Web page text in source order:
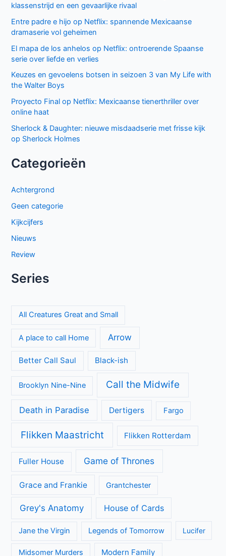
klassenstrijd en een gevaarlijke rivaal
Entre padre e hijo op Netflix: spannende Mexicaanse
dramaserie vol geheimen
El mapa de los anhelos op Netflix: ontroerende Spaanse
serie over liefde en verlies
Keuzes en gevoelens botsen in seizoen 3 van My Life with
the Walter Boys
Proyecto Final op Netflix: Mexicaanse tienerthriller over
online haat
Sherlock & Daughter: nieuwe misdaadserie met frisse kijk
op Sherlock Holmes
Categorieën
Achtergrond
Geen categorie
Kijkcijfers
Nieuws
Review
Series
All Creatures Great and Small
A place to call Home Arrow
Better Call Saul Black-ish
Brooklyn Nine-Nine Call the Midwife
Death in Paradise Dertigers Fargo
Flikken Maastricht Flikken Rotterdam
Fuller House Game of Thrones
Grace and Frankie Grantchester
Grey's Anatomy House of Cards
Jane the Virgin Legends of Tomorrow Lucifer
Midsomer Murders Modern Family